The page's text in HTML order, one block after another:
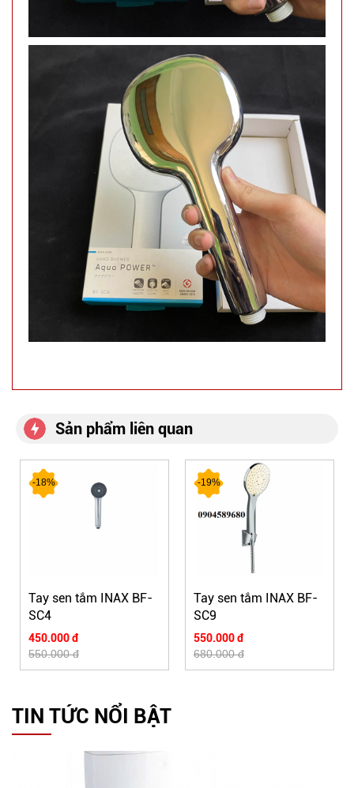
Sản phẩm liên quan
-18%
Tay sen tắm INAX BF-
SC4
450.000 đ
550.000 đ
-19%
Tay sen tắm INAX BF-
SC9
550.000 đ
680.000 đ
TIN TỨC NỔI BẬT